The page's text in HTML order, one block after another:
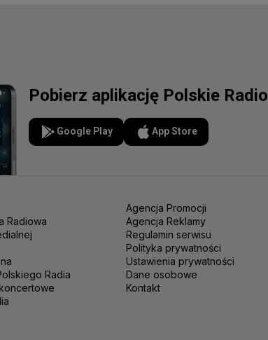
Pobierz aplikację Polskie Radio
Google Play App Store
Radiowa
Radia
Agencja Promocji
Agencja Reklamy
Regulamin serwisu
Polityka prywatności
Ustawienia prywatności
Dane osobowe
Kontakt